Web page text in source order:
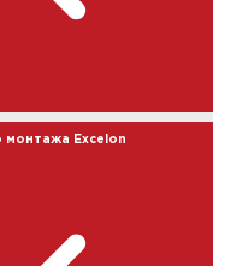
монтажа Excelon